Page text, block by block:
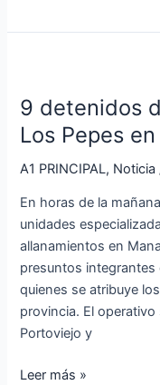
9 detenidos
Los Pepes
A1 PRINCIPAL, Noticia
En horas de la
unidades
allanamientos en
presuntos integrantes
quienes se atribuye
provincia. El
Portoviejo y
deja
operativo
Los
Pepes
Manabí
Leer más »